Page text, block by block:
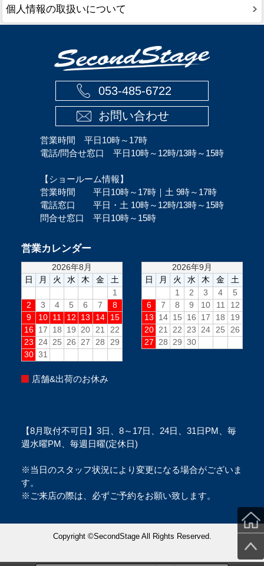
個人情報の取扱いについて
053-485-6722
お問い合わせ
営業時間 平日10時～17時
電話/問合せ窓口 平日10時～12時/13時～15時
【ショールーム情報】
営業時間 平日10時～17時｜土 9時～17時
電話窓口 平日・土 10時～12時/13時～15時
問合せ窓口 平日10時～15時
営業カレンダー
店舗&出荷のお休み
【8月取付不可日】3日、8～17日、24日、31日PM、毎
週水曜PM、毎週日曜(定休日)
※当日のスタッフ状況により変更になる場合がございま
す。
※ご来店の際は、必ずご予約をお願い致します。
Copyright ©SecondStage All Rights Reserved.